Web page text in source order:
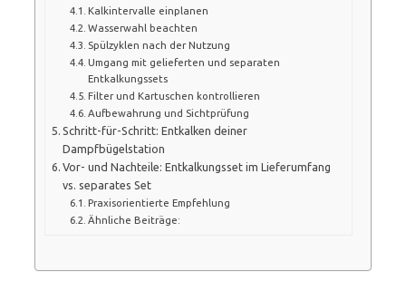
Kalkintervalle einplanen
Wasserwahl beachten
Spülzyklen nach der Nutzung
Umgang mit gelieferten und separaten
Entkalkungssets
Filter und Kartuschen kontrollieren
Aufbewahrung und Sichtprüfung
Schritt-für-Schritt: Entkalken deiner
Dampfbügelstation
Vor- und Nachteile: Entkalkungsset im Lieferumfang
vs. separates Set
Praxisorientierte Empfehlung
Ähnliche Beiträge: